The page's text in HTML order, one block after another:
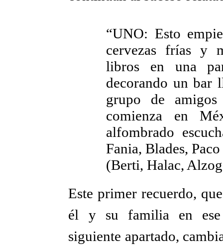
“UNO: Esto
cervezas frías y
libros en una
decorando un bar
grupo de
comienza en
alfombrado
Fania, Blades,
(Berti, Halac,
Este primer recuerdo,
él y su familia en ese
siguiente apartado,